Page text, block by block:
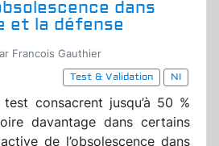
dans
et la défense
Francois Gauthier
Test & Validation
NI
consacrent jusqu’à 50 %
davantage dans certains
de l’obsolescence dans